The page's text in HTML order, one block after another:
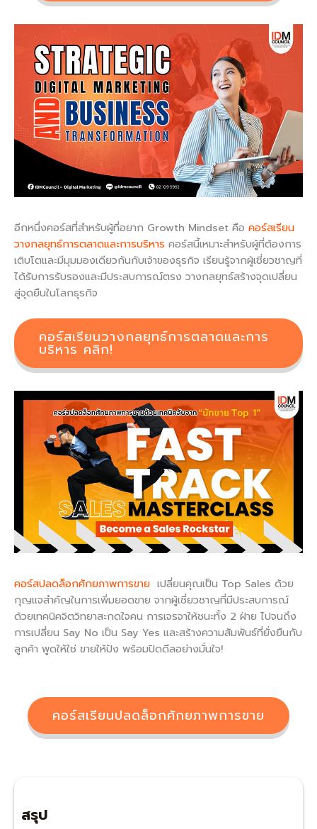
อีกหนึ่งคอร์สที่สำหรับผู้ที่อยาก Growth Mindset คือ คอร์สเรียน
วางกลยุทธ์การตลาดและการบริหาร คอร์สนี้เหมาะสำหรับผู้ที่ต้องการ
เติบโตและมีมุมมองเดียวกันกับเจ้าของธุรกิจ เรียนรู้จากผู้เชี่ยวชาญที่
ได้รับการรับรองและมีประสบการณ์ตรง วางกลยุทธ์สร้างจุดเปลี่ยน
สู่จุดยืนในโลกธุรกิจ
คอร์สเรียนวางกลยุทธ์การตลาดและการ
บริหาร คลิก!
คอร์สปลดล็อกศักยภาพการขาย เปลี่ยนคุณเป็น Top Sales ด้วย
กุญแจสำคัญในการเพิ่มยอดขาย จากผู้เชี่ยวชาญที่มีประสบการณ์
ด้วยเทคนิคจิตวิทยาสะกดใจคน การเจรจาให้ชนะทั้ง 2 ฝ่าย ไปจนถึง
การเปลี่ยน Say No เป็น Say Yes และสร้างความสัมพันธ์ที่ยั่งยืนกับ
ลูกค้า พูดให้ใช่ ขายให้ปัง พร้อมปิดดีลอย่างมั่นใจ!
คอร์สเรียนปลดล็อกศักยภาพการขาย
สรุป